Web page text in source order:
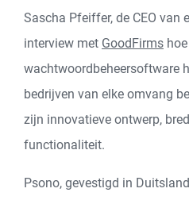
Sascha Pfeiffer, de CEO van
interview met GoodFirms
wachtwoordbeheersoftware
bedrijven van elke omvang
zijn innovatieve ontwerp,
functionaliteit.
Psono, gevestigd in